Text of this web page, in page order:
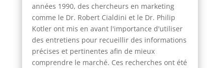
années 1990, des chercheurs en marketing
comme le Dr. Robert Cialdini et le Dr. Philip
Kotler ont mis en avant l'importance d'utiliser
des entretiens pour recueillir des informations
précises et pertinentes afin de mieux
comprendre le marché. Ces recherches ont été